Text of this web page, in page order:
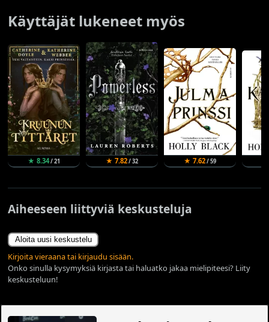
Käyttäjät lukeneet myös
★ 8.34/ 21 ★ 7.82/ 32 ★ 7.62/ 59
Aiheeseen liittyviä keskusteluja
Aloita uusi keskustelu
Kirjoita vieraana tai kirjaudu sisään.
Onko sinulla kysymyksiä kirjasta tai haluatko jakaa mielipiteesi? Liity
keskusteluun!